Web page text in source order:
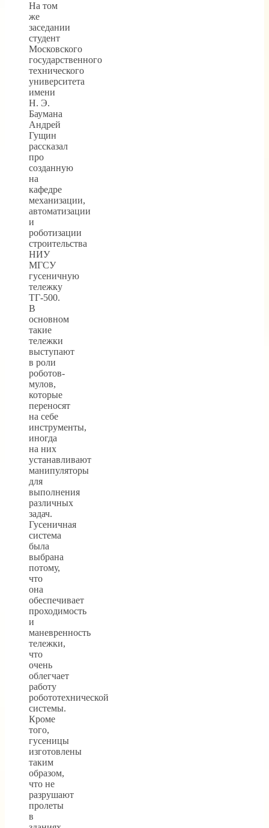
На том
же
заседании
студент
Московского
государственного
технического
университета
имени
Н. Э.
Баумана
Андрей
Гущин
рассказал
про
созданную
на
кафедре
механизации,
автоматизации
и
роботизации
строительства
НИУ
МГСУ
гусеничную
тележку
ТГ-500.
В
основном
такие
тележки
выступают
в роли
роботов-
мулов,
которые
переносят
на себе
инструменты,
иногда
на них
устанавливают
манипуляторы
для
выполнения
различных
задач.
Гусеничная
система
была
выбрана
потому,
что
она
обеспечивает
проходимость
и
маневренность
тележки,
что
очень
облегчает
работу
робототехнической
системы.
Кроме
того,
гусеницы
изготовлены
таким
образом,
что не
разрушают
пролеты
в